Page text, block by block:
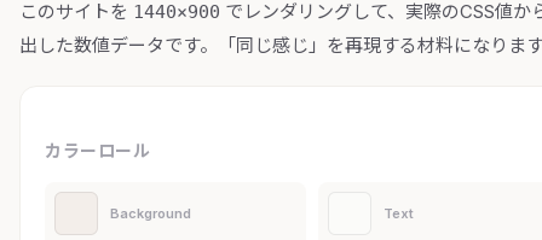
このサイトを 1440×900 でレンダリングして、実際のCSS値か
出した数値データです。「同じ感じ」を再現する材料になりま
カラーロール
Background Text